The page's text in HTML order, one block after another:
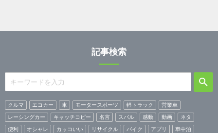
記事検索
クルマ エコカー 車 モータースポーツ 軽トラック
営業車
レーシングカー
キャッチコピー 名言 スバル 感動 動画
ネタ
便利
オシャレ カッコいい リサイクル バイク アプリ
車中泊